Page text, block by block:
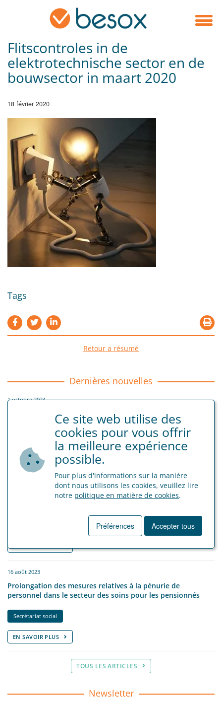
Flitscontroles in de
elektrotechnische sector en de
bouwsector in maart 2020
18 février 2020
Tags
Retour a résumé
Dernières nouvelles
1 octobre 2024
Uitkeringen voor geboorteverlof worden vanaf 1 januari 2025
maandelijks uitbetaald
Secrétariat social
EN SAVOIR PLUS
16 août 2023
Prolongation des mesures relatives à la pénurie de
personnel dans le secteur des soins pour les pensionnés
Secrétariat social
EN SAVOIR PLUS
TOUS LES ARTICLES
Newsletter
Ce site web utilise des
cookies pour vous offrir
la meilleure expérience
possible.
Pour plus d'informations sur la manière
dont nous utilisons les cookies, veuillez lire
notre politique en matière de cookies.
Préférences Accepter tous